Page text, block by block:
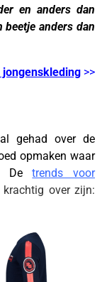
en anders dan
beetje anders dan
jongenskleding >>
gehad over de
opmaken waar
Detrends voor
over zijn: